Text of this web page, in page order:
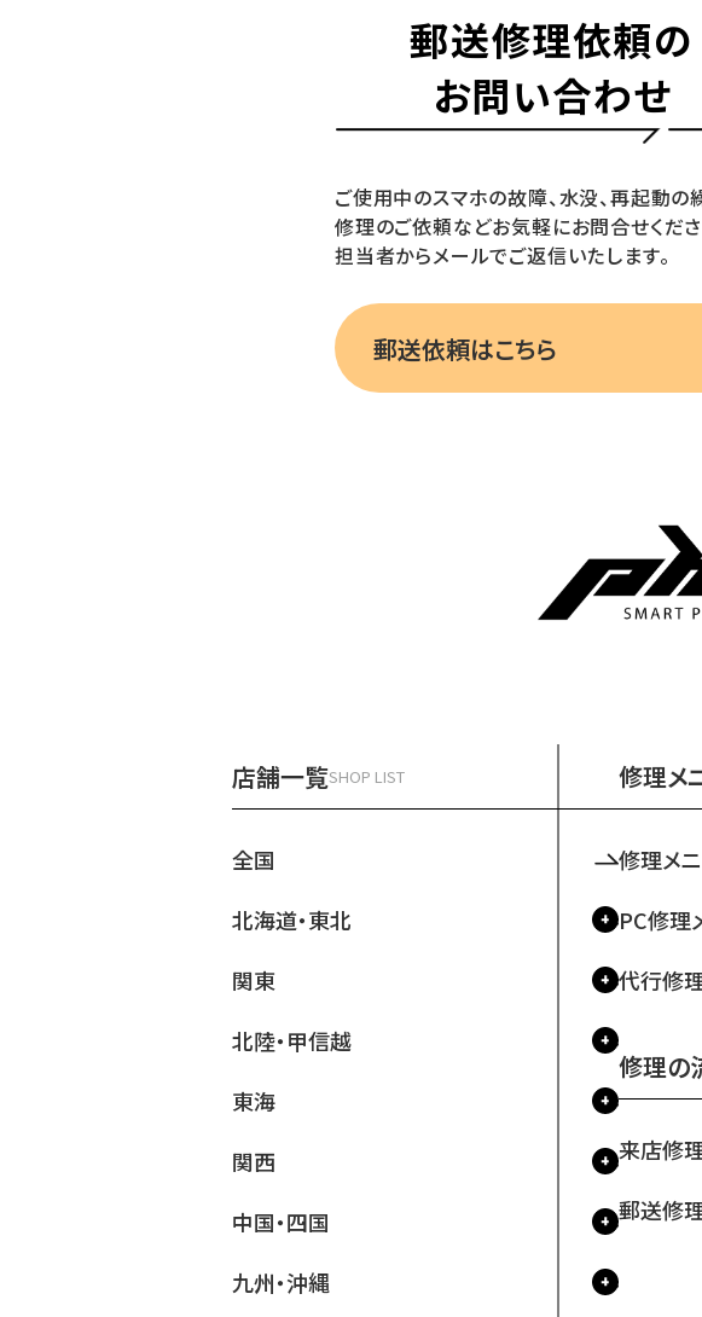
郵送修理依頼の
お問い合わせ
ご使用中のスマホの故障、水没、再起動の
修理のご依頼などお気軽にお問合せくださ
担当者からメールでご返信いたします。
郵送依頼はこちら
店舗一覧SHOP LIST
全国
北海道・東北
関東
北陸・甲信越
東海
関西
中国・四国
九州・沖縄
修理メ
修理メ
PC修理
代行修
修理の
来店修
郵送修